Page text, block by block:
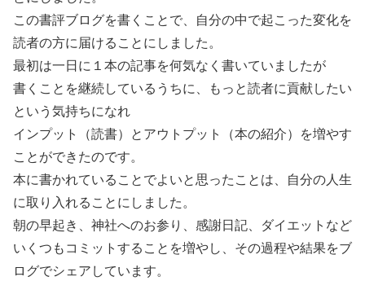
この書評ブログを書くことで、自分の中で起こった変化を
読者の方に届けることにしました。
最初は一日に１本の記事を何気なく書いていましたが
書くことを継続しているうちに、もっと読者に貢献したい
という気持ちになれ
インプット（読書）とアウトプット（本の紹介）を増やす
ことができたのです。
本に書かれていることでよいと思ったことは、自分の人生
に取り入れることにしました。
朝の早起き、神社へのお参り、感謝日記、ダイエットなど
いくつもコミットすることを増やし、その過程や結果をブ
ログでシェアしています。